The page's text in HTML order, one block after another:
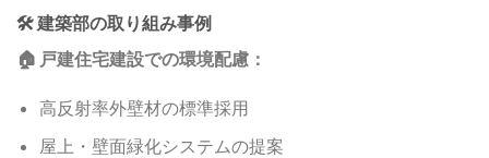
🛠️ 建築部の取り組み事例
🏠 戸建住宅建設での環境配慮：
高反射率外壁材の標準採用
屋上・壁面緑化システムの提案